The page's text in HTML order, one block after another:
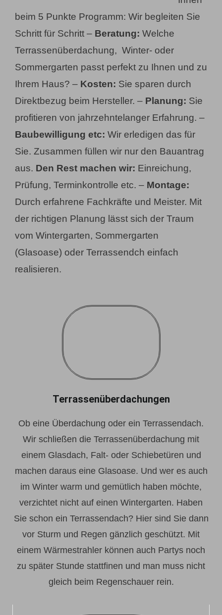
beim 5 Punkte Programm: Wir begleiten Sie
Schritt für Schritt – Beratung: Welche
Terrassenüberdachung, Winter- oder
Sommergarten passt perfekt zu Ihnen und zu
Ihrem Haus? – Kosten: Sie sparen durch
Direktbezug beim Hersteller. – Planung: Sie
profitieren von jahrzehntelanger Erfahrung. –
Baubewilligung etc: Wir erledigen das für
Sie. Zusammen füllen wir nur den Bauantrag
aus. Den Rest machen wir: Einreichung,
Prüfung, Terminkontrolle etc. – Montage:
Durch erfahrene Fachkräfte und Meister. Mit
der richtigen Planung lässt sich der Traum
vom Wintergarten, Sommergarten
(Glasoase) oder Terrassendch einfach
realisieren.
Terrassenüberdachungen
Ob eine Überdachung oder ein Terrassendach.
Wir schließen die Terrassenüberdachung mit
einem Glasdach, Falt- oder Schiebetüren und
machen daraus eine Glasoase. Und wer es auch
im Winter warm und gemütlich haben möchte,
verzichtet nicht auf einen Wintergarten. Haben
Sie schon ein Terrassendach? Hier sind Sie dann
vor Sturm und Regen gänzlich geschützt. Mit
einem Wärmestrahler können auch Partys noch
zu später Stunde stattfinen und man muss nicht
gleich beim Regenschauer rein.